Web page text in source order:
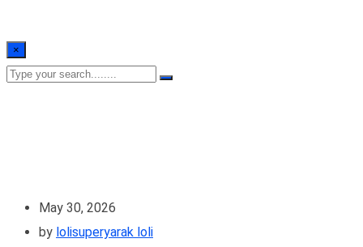
×
May 30, 2026
by lolisuperyarak loli